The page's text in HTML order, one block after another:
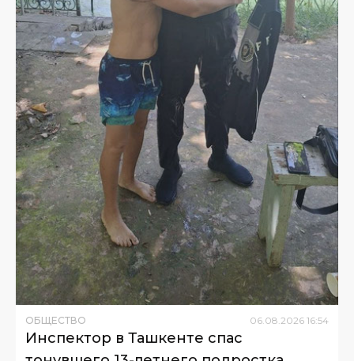
ОБЩЕСТВО 06.08.2026 16:54
Инспектор в Ташкенте спас